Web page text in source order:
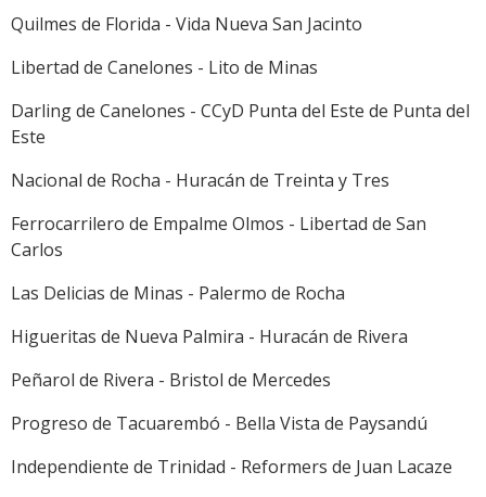
Quilmes de Florida - Vida Nueva San Jacinto
Libertad de Canelones - Lito de Minas
Darling de Canelones - CCyD Punta del Este de Punta del
Este
Nacional de Rocha - Huracán de Treinta y Tres
Ferrocarrilero de Empalme Olmos - Libertad de San
Carlos
Las Delicias de Minas - Palermo de Rocha
Higueritas de Nueva Palmira - Huracán de Rivera
Peñarol de Rivera - Bristol de Mercedes
Progreso de Tacuarembó - Bella Vista de Paysandú
Independiente de Trinidad - Reformers de Juan Lacaze